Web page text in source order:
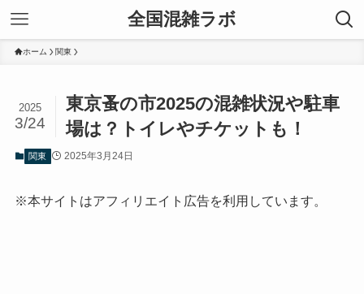
全国混雑ラボ
ホーム 関東
東京蚤の市2025の混雑状況や駐車
場は？トイレやチケットも！
2025
3/24
関東 2025年3月24日
※本サイトはアフィリエイト広告を利用しています。